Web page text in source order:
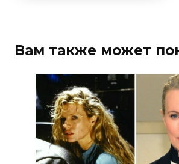
Вам также может